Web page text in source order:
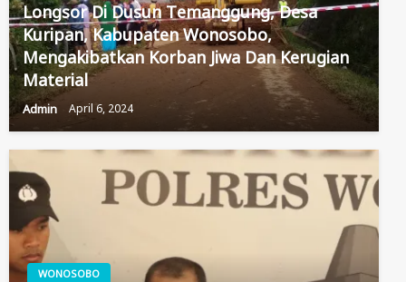
Longsor Di Dusun Temanggung, Desa
Kuripan, Kabupaten Wonosobo,
Mengakibatkan Korban Jiwa Dan Kerugian
Material
Admin April 6, 2024
WONOSOBO